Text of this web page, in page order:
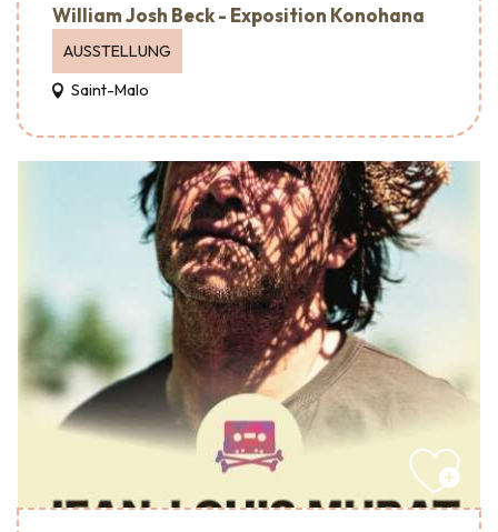
William Josh Beck - Exposition Konohana
AUSSTELLUNG
Saint-Malo